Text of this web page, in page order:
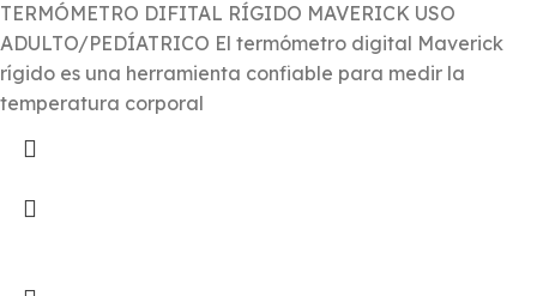
TERMÓMETRO DIFITAL RÍGIDO MAVERICK USO
ADULTO/PEDÍATRICO El termómetro digital Maverick
rígido es una herramienta confiable para medir la
temperatura corporal